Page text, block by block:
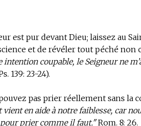
est pur devant Dieu; laissez au
et de révéler tout péché non
intention coupable, le Seigneur ne
139: 23-24).
pas prier réellement sans la
vient en aide à notre faiblesse, car
pour prier comme il faut." Rom. 8: 26.